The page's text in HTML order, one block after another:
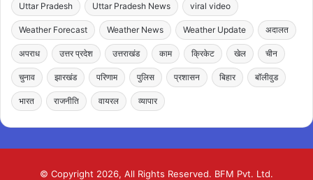
Uttar Pradesh Uttar Pradesh News viral video
Weather Forecast Weather News Weather Update अदालत
अपराध उत्तर प्रदेश उत्तराखंड काम क्रिकेट खेल चीन
चुनाव झारखंड परिणाम पुलिस प्रशासन बिहार बॉलीवुड
भारत राजनीति वायरल व्यापार
© Copyright 2026, All Rights Reserved. BFM Pvt. Ltd.